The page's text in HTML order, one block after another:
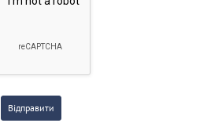
Відправити